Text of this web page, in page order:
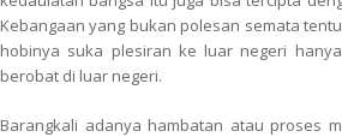
Kebangaan yang bukan polesan semata
hobinya suka plesiran ke luar negeri
berobat di luar negeri.
Barangkali adanya hambatan atau proses